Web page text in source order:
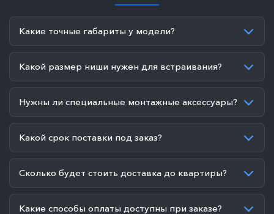
Какие точные габариты у модели?
Какой размер ниши нужен для встраивания?
Нужны ли специальные монтажные аксессуары?
Какой срок поставки под заказ?
Сколько будет стоить доставка до квартиры?
Какие способы оплаты доступны при заказе?